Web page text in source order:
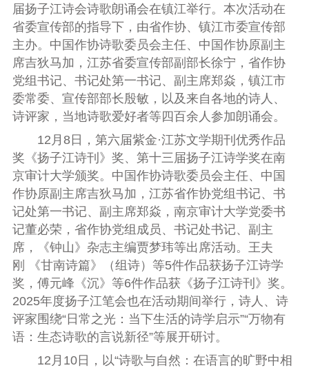
届扬子江诗会诗歌朗诵会在镇江举行。本次活动在
省委宣传部的指导下，由省作协、镇江市委宣传部
主办。中国作协诗歌委员会主任、中国作协原副主
席吉狄马加，江苏省委宣传部副部长徐宁，省作协
党组书记、书记处第一书记、副主席郑焱，镇江市
委常委、宣传部部长殷敏，以及来自各地的诗人、
诗评家，当地诗歌爱好者等四百余人参加朗诵会。
12月8日，第六届紫金·江苏文学期刊优秀作品
奖《扬子江诗刊》奖、第十三届扬子江诗学奖在南
京审计大学颁奖。中国作协诗歌委员会主任、中国
作协原副主席吉狄马加，江苏省作协党组书记、书
记处第一书记、副主席郑焱，南京审计大学党委书
记董必荣，省作协党组成员、书记处书记、副主
席，《钟山》杂志主编贾梦玮等出席活动。王夫
刚 《甘南诗篇》（组诗） 等5件作品获扬子江诗学
奖，傅元峰《沉》 等6件作品获《扬子江诗刊 》 奖。
2025年度扬子江笔会也在活动期间举行，诗人、诗
评家围绕“日常之光：当下生活的诗学启示”“万物有
语：生态诗歌的言说新径”等展开研讨。
12月10日，以“诗歌与自然：在语言的旷野中相